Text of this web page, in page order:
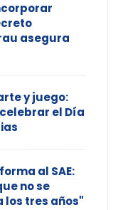
asegura
y juego:
el Día
al SAE:
no se
los tres años"